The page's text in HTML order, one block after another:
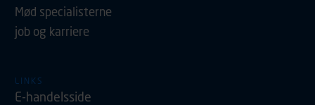
Mød specialisterne
job og karriere
LINKS
E-handelsside